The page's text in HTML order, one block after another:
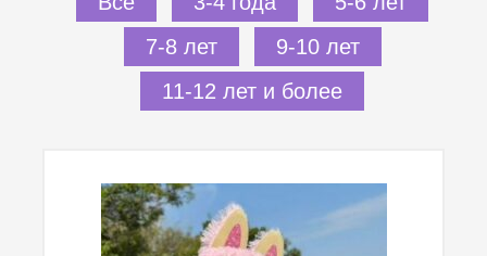
7-8 лет
9-10 лет
11-12 лет и более